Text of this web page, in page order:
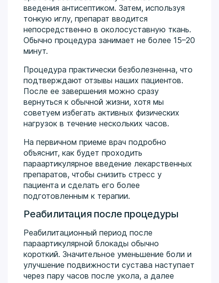
введения антисептиком. Затем, используя
тонкую иглу, препарат вводится
непосредственно в околосуставную ткань.
Обычно процедура занимает не более 15–20
минут.
Процедура практически безболезненна, что
подтверждают отзывы наших пациентов.
После ее завершения можно сразу
вернуться к обычной жизни, хотя мы
советуем избегать активных физических
нагрузок в течение нескольких часов.
На первичном приеме врач подробно
объяснит, как будет проходить
параартикулярное введение лекарственных
препаратов, чтобы снизить стресс у
пациента и сделать его более
подготовленным к терапии.
Реабилитация после процедуры
Реабилитационный период после
параартикулярной блокады обычно
короткий. Значительное уменьшение боли и
улучшение подвижности сустава наступает
через пару часов после укола, а далее